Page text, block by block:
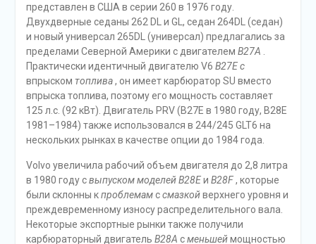
представлен в США в серии 260 в 1976 году.
Двухдверные седаны 262 DL и GL, седан 264DL (седан)
и новый универсал 265DL (универсал) предлагались за
пределами Северной Америки с двигателем B27A
Практически идентичный двигателю V6 B27E с
впрыском топлива, он имеет карбюратор SU вместо
впрыска топлива, поэтому его мощность составляет
125 л.с. (92 кВт). Двигатель PRV (B27E в 1980 году, B28E
1981–1984) также использовался в 244/245 GLT6 на
нескольких рынках в качестве опции до 1984 года.
Volvo увеличила рабочий объем двигателя до 2,8 литра
в 1980 году свыпуском моделей B28Eи B28F, которые
были склонны кпроблемамссмазкойверхнего уровня и
преждевременному износу распределительного вала.
Некоторые экспортные рынки также получили
карбюраторный двигатель B28A сменьшеймощностью